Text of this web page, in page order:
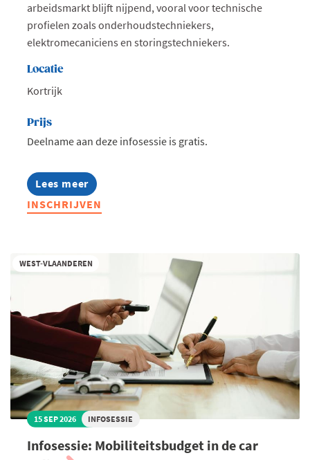
arbeidsmarkt blijft nijpend, vooral voor technische
profielen zoals onderhoudstechniekers,
elektromecaniciens en storingstechniekers.
Locatie
Kortrijk
Prijs
Deelname aan deze infosessie is gratis.
Lees meer
about
Infosessie:
Talentmissie
INSCHRIJVEN
WEST-VLAANDEREN
15 SEP 2026 INFOSESSIE
Infosessie: Mobiliteitsbudget in de car